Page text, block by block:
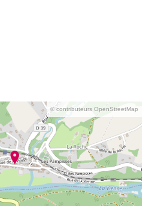
© contributeurs OpenStreetMap